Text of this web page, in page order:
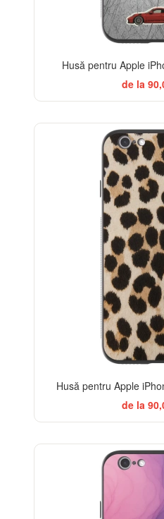
Husă pentru Apple
de la
Husă pentru Apple
de la